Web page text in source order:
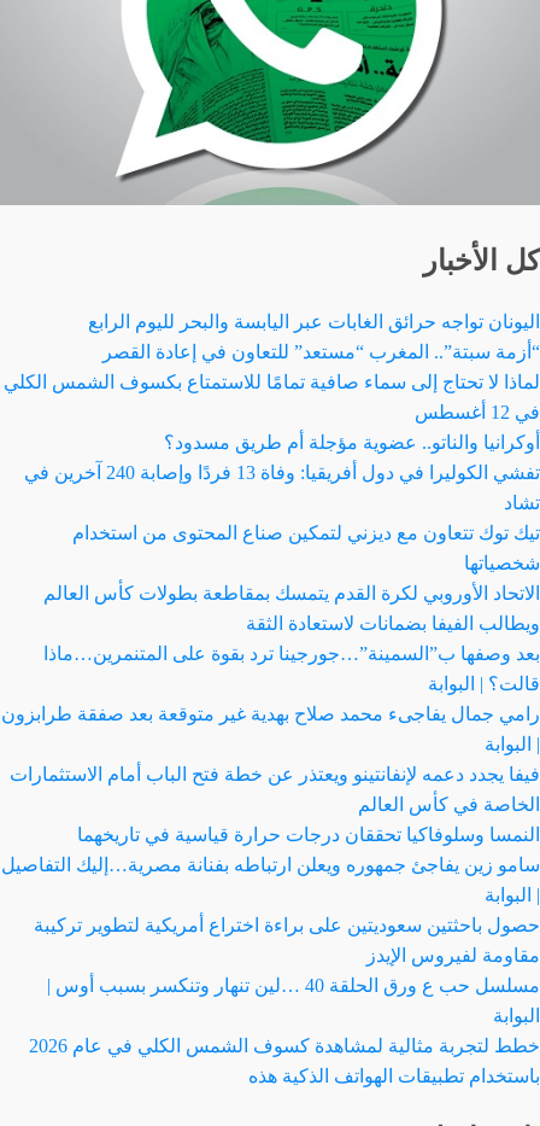
كل الأخبار
اليونان تواجه حرائق الغابات عبر اليابسة والبحر لليوم الرابع
“أزمة سبتة”.. المغرب “مستعد” للتعاون في إعادة القصر
لماذا لا تحتاج إلى سماء صافية تمامًا للاستمتاع بكسوف الشمس الكلي
في 12 أغسطس
أوكرانيا والناتو.. عضوية مؤجلة أم طريق مسدود؟
تفشي الكوليرا في دول أفريقيا: وفاة 13 فردًا وإصابة 240 آخرين في
تشاد
تيك توك تتعاون مع ديزني لتمكين صناع المحتوى من استخدام
شخصياتها
الاتحاد الأوروبي لكرة القدم يتمسك بمقاطعة بطولات كأس العالم
ويطالب الفيفا بضمانات لاستعادة الثقة
بعد وصفها ب”السمينة”…جورجينا ترد بقوة على المتنمرين…ماذا
قالت؟ | البوابة
رامي جمال يفاجىء محمد صلاح بهدية غير متوقعة بعد صفقة طرابزون
| البوابة
فيفا يجدد دعمه لإنفانتينو ويعتذر عن خطة فتح الباب أمام الاستثمارات
الخاصة في كأس العالم
النمسا وسلوفاكيا تحققان درجات حرارة قياسية في تاريخهما
سامو زين يفاجئ جمهوره ويعلن ارتباطه بفنانة مصرية…إليك التفاصيل
| البوابة
حصول باحثتين سعوديتين على براءة اختراع أمريكية لتطوير تركيبة
مقاومة لفيروس الإيدز
مسلسل حب ع ورق الحلقة 40 …لين تنهار وتنكسر بسبب أوس |
البوابة
خطط لتجربة مثالية لمشاهدة كسوف الشمس الكلي في عام 2026
باستخدام تطبيقات الهواتف الذكية هذه